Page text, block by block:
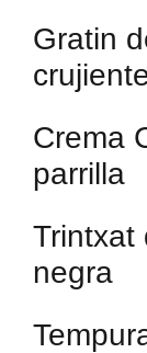
Gratin
Crema
parrilla
Trintxat
negra